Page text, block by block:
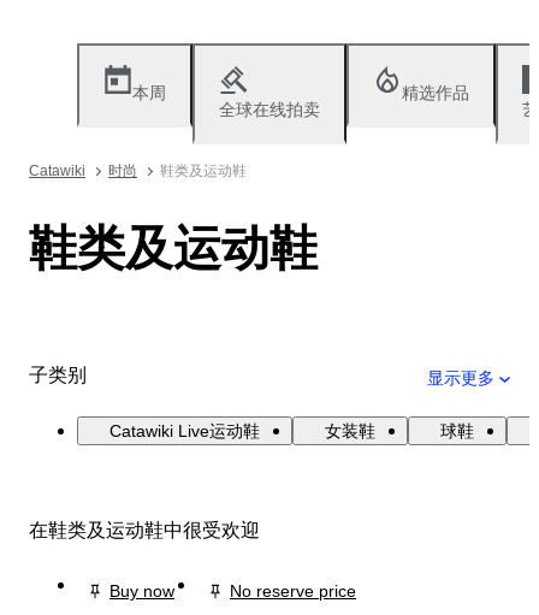
本周
全球在线拍卖
精选作品
Catawiki 时尚 鞋类及运动鞋
鞋类及运动鞋
子类别 显示更多
Catawiki Live运动鞋 女装鞋 球鞋
在鞋类及运动鞋中很受欢迎
Buy now
No reserve price